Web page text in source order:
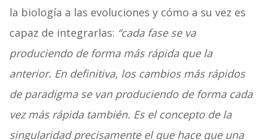
la biología a las evoluciones y cómo a su vez es
capaz de integrarlas: “cada fase se va
produciendo de forma más rápida que la
anterior. En definitiva, los cambios más rápidos
de paradigma se van produciendo de forma cada
vez más rápida también. Es el concepto de la
singularidad precisamente el que hace que una